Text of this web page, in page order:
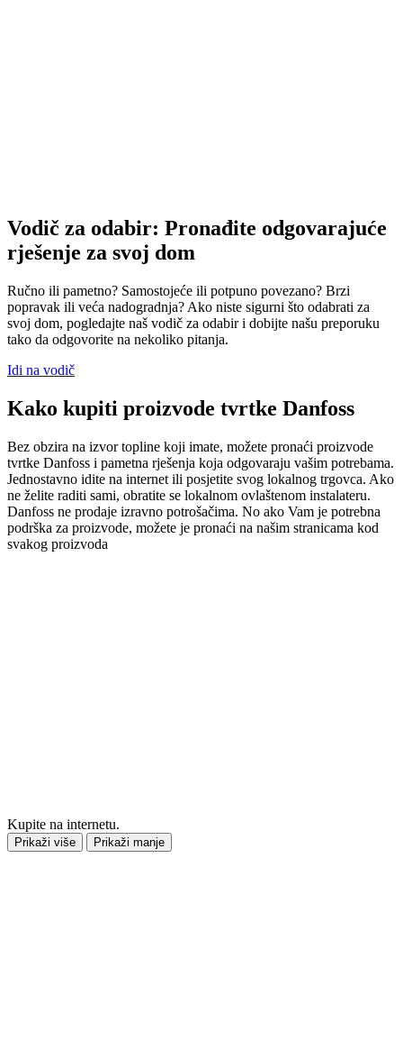
Vodič za odabir: Pronađite odgovarajuće
rješenje za svoj dom
Ručno ili pametno? Samostojeće ili potpuno povezano? Brzi
popravak ili veća nadogradnja? Ako niste sigurni što odabrati za
svoj dom, pogledajte naš vodič za odabir i dobijte našu preporuku
tako da odgovorite na nekoliko pitanja.
Idi na vodič
Kako kupiti proizvode tvrtke Danfoss
Bez obzira na izvor topline koji imate, možete pronaći proizvode
tvrtke Danfoss i pametna rješenja koja odgovaraju vašim potrebama.
Jednostavno idite na internet ili posjetite svog lokalnog trgovca. Ako
ne želite raditi sami, obratite se lokalnom ovlaštenom instalateru.
Danfoss ne prodaje izravno potrošačima. No ako Vam je potrebna
podrška za proizvode, možete je pronaći na našim stranicama kod
svakog proizvoda
Kupite na internetu.
Prikaži više Prikaži manje